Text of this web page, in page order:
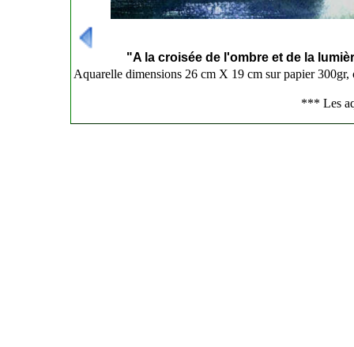
"A la croisée de l'ombre et de la
Aquarelle dimensions 26 cm X 19 cm sur papier
*** Les